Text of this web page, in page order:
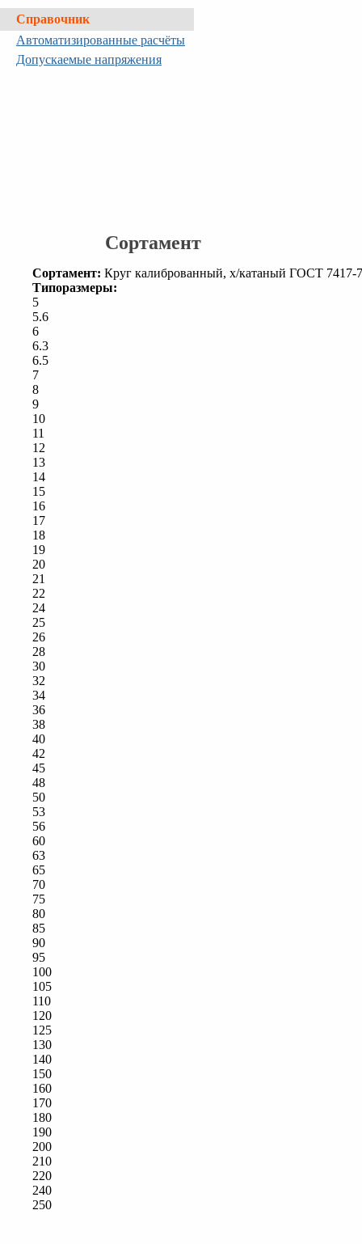
Справочник
Автоматизированные расчёты
Допускаемые напряжения
Сортамент
Сортамент: Круг калиброванный, х/катаный ГОСТ 7417-
Типоразмеры:
5
5.6
6
6.3
6.5
7
8
9
10
11
12
13
14
15
16
17
18
19
20
21
22
24
25
26
28
30
32
34
36
38
40
42
45
48
50
53
56
60
63
65
70
75
80
85
90
95
100
105
110
120
125
130
140
150
160
170
180
190
200
210
220
240
250